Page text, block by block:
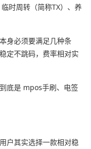
时周转（简称TX）、养
身必须要满足几种条
定不跳码，费率相对实
底是 mpos手刷、电签
户其实选择一款相对稳